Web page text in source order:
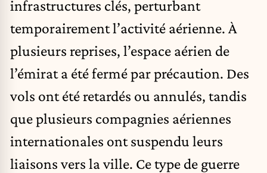
infrastructures clés, perturbant
temporairement l’activité aérienne. À
plusieurs reprises, l’espace aérien de
l’émirat a été fermé par précaution. Des
vols ont été retardés ou annulés, tandis
que plusieurs compagnies aériennes
internationales ont suspendu leurs
liaisons vers la ville. Ce type de guerre